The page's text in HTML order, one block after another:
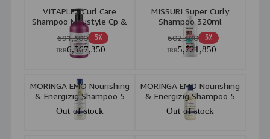
VITAPLEX Curl Care
Shampoo Mirustyle Cp &
Silsoft 500ml
5٪ 691,300
6,567,350
IRR
MISSURI Super Curly
Shampoo 320ml
5٪ 602,300
5,721,850
IRR
MORINGA EMO Nourishing
& Energizig Shampoo 5
For Curly Hair 400ml
Out of stock
MORINGA EMO Nourishing
& Energizig Shampoo 5
For Curly Hair 200ml
Out of stock